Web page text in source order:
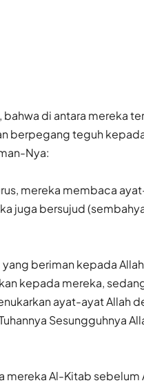
bahwa di antara mereka
berpegang teguh
Nya:
mereka membaca
juga bersujud
beriman kepada
kepada mereka,
ayat-ayat Allah
Sesungguhnya
mereka Al-Kitab sebelum